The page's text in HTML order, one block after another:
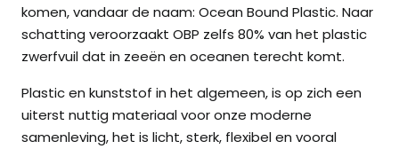
komen, vandaar de naam: Ocean Bound Plastic. Naar
schatting veroorzaakt OBP zelfs 80% van het plastic
zwerfvuil dat in zeeën en oceanen terecht komt.
Plastic en kunststof in het algemeen, is op zich een
uiterst nuttig materiaal voor onze moderne
samenleving, het is licht, sterk, flexibel en vooral